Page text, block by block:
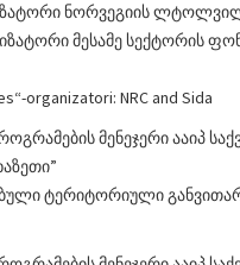
ნორვეგიის
მესამე სექტორის
organizatori: NRC and Sida
მენეჯერი ააიპ
ტერიტორიული